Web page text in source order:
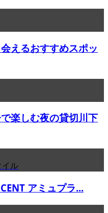
えるおすすめスポッ
楽しむ夜の貸切川下
イル
アミュプラ...